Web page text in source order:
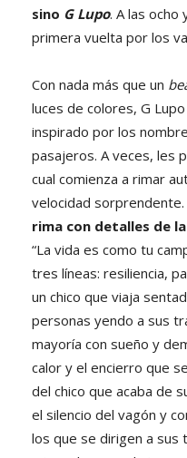
sino G Lupo. A las ocho
primera vuelta por los
Con nada más que un
luces de colores, G
inspirado por los
pasajeros. A veces, les
cual comienza a rimar
velocidad
rima con detalles de
“La vida es como tu
tres líneas: resiliencia,
un chico que viaja
personas yendo a sus
mayoría con sueño y
calor y el encierro que
del chico que acaba de
el silencio del vagón y
los que se dirigen a sus